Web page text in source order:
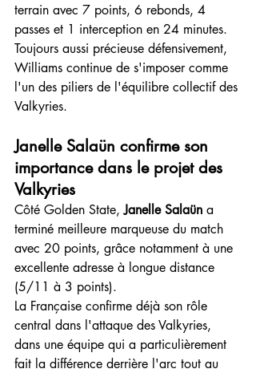
terrain avec 7 points, 6 rebonds, 4
passes et 1 interception en 24 minutes.
Toujours aussi précieuse défensivement,
Williams continue de s'imposer comme
l'un des piliers de l'équilibre collectif des
Valkyries.
Janelle Salaün confirme son
importance dans le projet des
Valkyries
Côté Golden State, Janelle Salaün a
terminé meilleure marqueuse du match
avec 20 points, grâce notamment à une
excellente adresse à longue distance
(5/11 à 3 points).
La Française confirme déjà son rôle
central dans l'attaque des Valkyries,
dans une équipe qui a particulièrement
fait la différence derrière l'arc tout au